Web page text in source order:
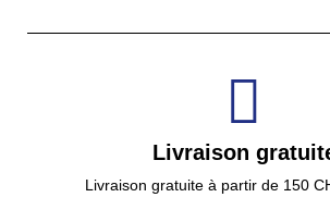
Livraison
Livraison gratuite à partir de 150